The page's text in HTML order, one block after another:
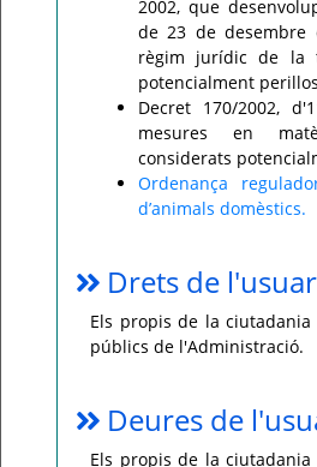
2002, que
de 23 de desembre
règim jurídic de la
potencialment
Decret 170/2002,
mesures en
considerats
Ordenança
d’animals domèstics.
Drets de
Els propis de la ciutadania
públics de l'Administració.
Deures de
Els propis de la ciutadania